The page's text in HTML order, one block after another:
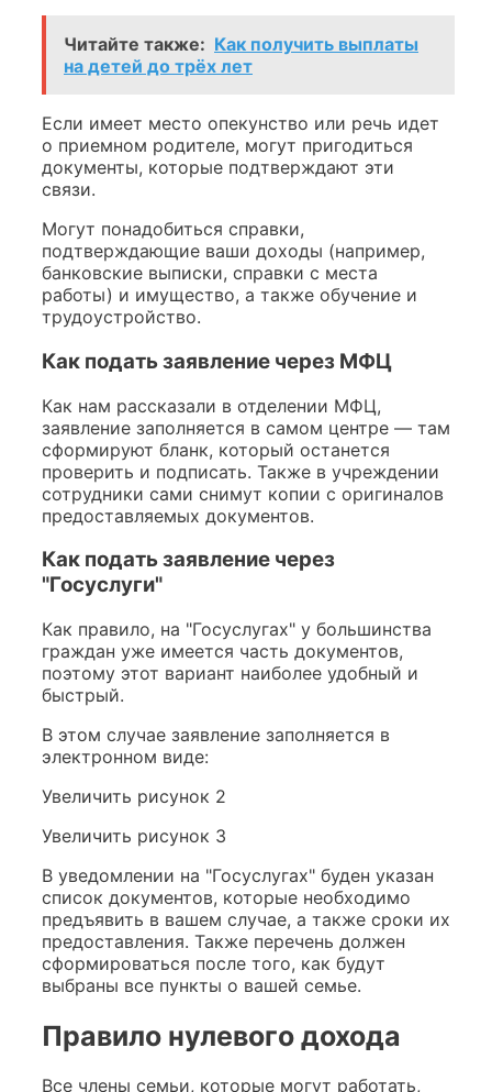
Читайте также: Как получить выплаты
на детей до трёх лет
Если имеет место опекунство или речь идет
о приемном родителе, могут пригодиться
документы, которые подтверждают эти
связи.
Могут понадобиться справки,
подтверждающие ваши доходы (например,
банковские выписки, справки с места
работы) и имущество, а также обучение и
трудоустройство.
Как подать заявление через МФЦ
Как нам рассказали в отделении МФЦ,
заявление заполняется в самом центре — там
сформируют бланк, который останется
проверить и подписать. Также в учреждении
сотрудники сами снимут копии с оригиналов
предоставляемых документов.
Как подать заявление через
"Госуслуги"
Как правило, на "Госуслугах" у большинства
граждан уже имеется часть документов,
поэтому этот вариант наиболее удобный и
быстрый.
В этом случае заявление заполняется в
электронном виде:
Увеличить рисунок 2
Увеличить рисунок 3
В уведомлении на "Госуслугах" буден указан
список документов, которые необходимо
предъявить в вашем случае, а также сроки их
предоставления. Также перечень должен
сформироваться после того, как будут
выбраны все пункты о вашей семье.
Правило нулевого дохода
Все члены семьи, которые могут работать,